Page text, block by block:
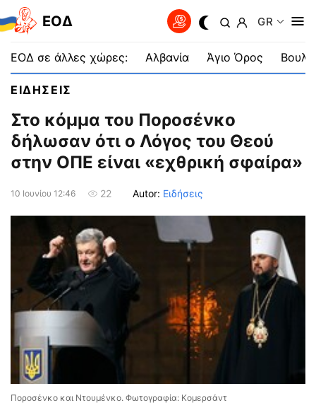
EOΔ GR
ΕΟΔ σε άλλες χώρες: Αλβανία Άγιο Όρος
ΕΙΔΗΣΕΙΣ
Στο κόμμα του Ποροσένκο
δήλωσαν ότι ο Λόγος του Θεού
στην ΟΠΕ είναι «εχθρική σφαίρα»
10 Ιουνίου 12:46 22 Autor: Ειδήσεις
Ποροσένκο και Ντουμένκο. Φωτογραφία: Κομερσάντ